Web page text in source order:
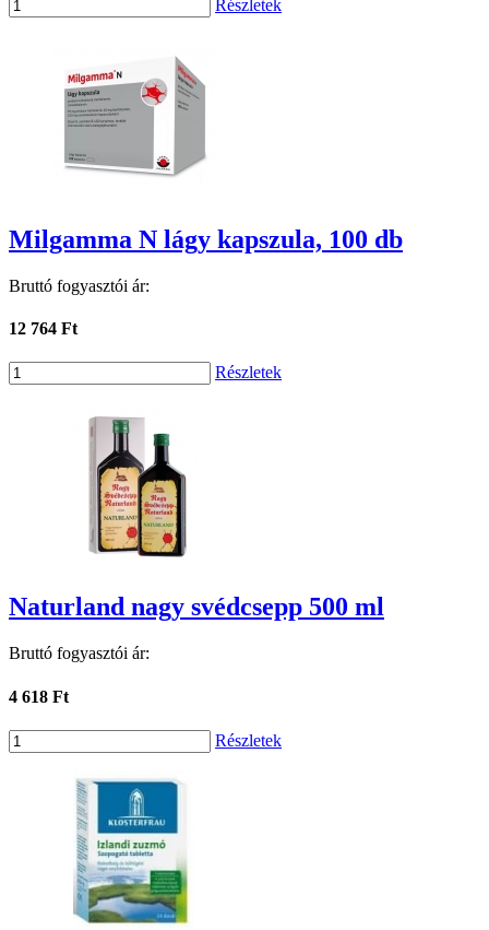
Részletek
Milgamma N lágy kapszula, 100 db
Bruttó fogyasztói ár:
12 764 Ft
Részletek
Naturland nagy svédcsepp 500 ml
Bruttó fogyasztói ár:
4 618 Ft
Részletek